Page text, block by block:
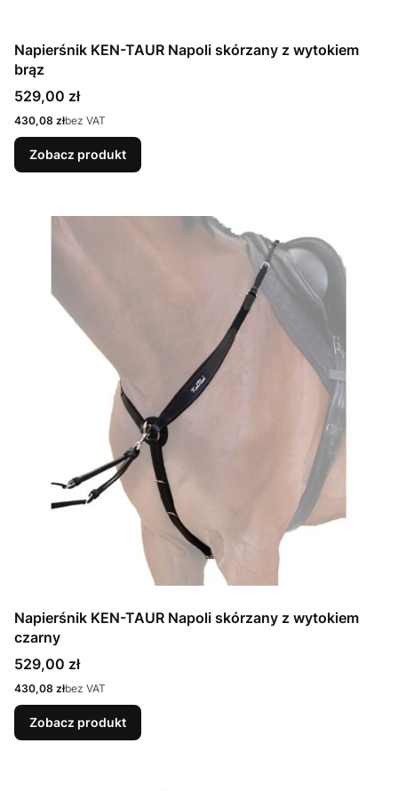
Napierśnik KEN-TAUR Napoli skórzany z wytokiem
brąz
Cena
529,00 zł
Cena
430,08 złbez VAT
Zobacz produkt
Napierśnik KEN-TAUR Napoli skórzany z wytokiem
czarny
Cena
529,00 zł
Cena
430,08 złbez VAT
Zobacz produkt